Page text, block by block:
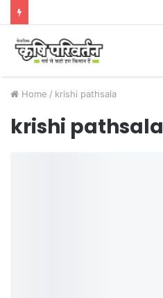
Home / krishi pathsala
krishi pathsala